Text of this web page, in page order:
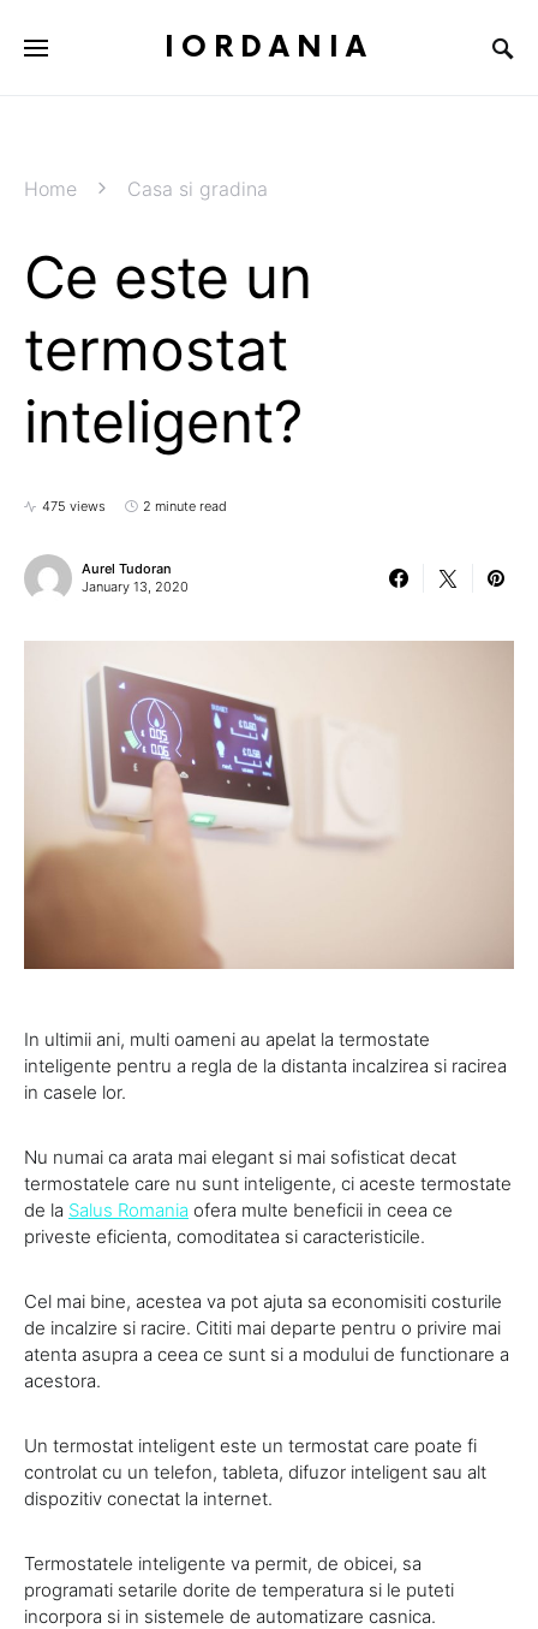
IORDANIA
Home Casa si gradina
Ce este un
termostat
inteligent?
475 views 2 minute read
Aurel Tudoran
January 13, 2020
In ultimii ani, multi oameni au apelat la termostate
inteligente pentru a regla de la distanta incalzirea si racirea
in casele lor.
Nu numai ca arata mai elegant si mai sofisticat decat
termostatele care nu sunt inteligente, ci aceste termostate
de la Salus Romania ofera multe beneficii in ceea ce
priveste eficienta, comoditatea si caracteristicile.
Cel mai bine, acestea va pot ajuta sa economisiti costurile
de incalzire si racire. Cititi mai departe pentru o privire mai
atenta asupra a ceea ce sunt si a modului de functionare a
acestora.
Un termostat inteligent este un termostat care poate fi
controlat cu un telefon, tableta, difuzor inteligent sau alt
dispozitiv conectat la internet.
Termostatele inteligente va permit, de obicei, sa
programati setarile dorite de temperatura si le puteti
incorpora si in sistemele de automatizare casnica.